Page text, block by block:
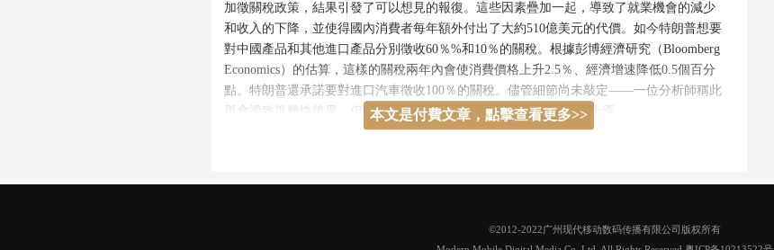
加徵關稅政策，結果引發了可以想見的報復。這些因素疊加一起，導致了就業機會的減少
和收入的下降，並使得國內消費者每年額外付出了大約510億美元的代價。如今特朗普想要
對中國產品和其他進口產品分別徵收60％%和10％的關稅。根據彭博經濟研究（Bloomberg
Economics）的估算，這樣的關稅兩年內會使消費價格上升2.5％、經濟增速降低0.5個百分
點。特朗普還承諾要對進口汽車徵收100％的關稅。儘管細節尚未敲定——一位分析師稱此
舉會導致災難性後果，但關鍵在於，這樣的貿易戰必然會引發價格上漲。
本文是付費文章，點擊查看更多>>
©2012-2022广州现代移动数码传播有限公司版权所有